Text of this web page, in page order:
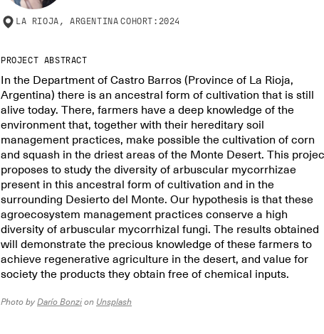
LA RIOJA, ARGENTINA COHORT: 2024
PROJECT ABSTRACT
In the Department of Castro Barros (Province of La Rioja,
Argentina) there is an ancestral form of cultivation that is still
alive today. There, farmers have a deep knowledge of the
environment that, together with their hereditary soil
management practices, make possible the cultivation of corn
and squash in the driest areas of the Monte Desert. This
proposes to study the diversity of arbuscular mycorrhizae
present in this ancestral form of cultivation and in the
surrounding Desierto del Monte. Our hypothesis is that these
agroecosystem management practices conserve a high
diversity of arbuscular mycorrhizal fungi. The results obtained
will demonstrate the precious knowledge of these farmers to
achieve regenerative agriculture in the desert, and value for
society the products they obtain free of chemical inputs.
Photo by Darío Bonzion Unsplash